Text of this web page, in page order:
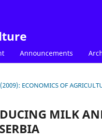
Announcements
ECONOMICS OF
MILK